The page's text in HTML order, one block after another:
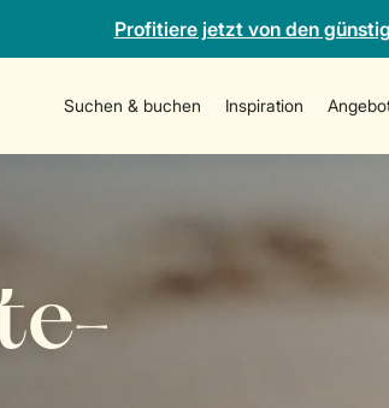
Profitiere jetzt von den
Suchen & buchen Inspiration